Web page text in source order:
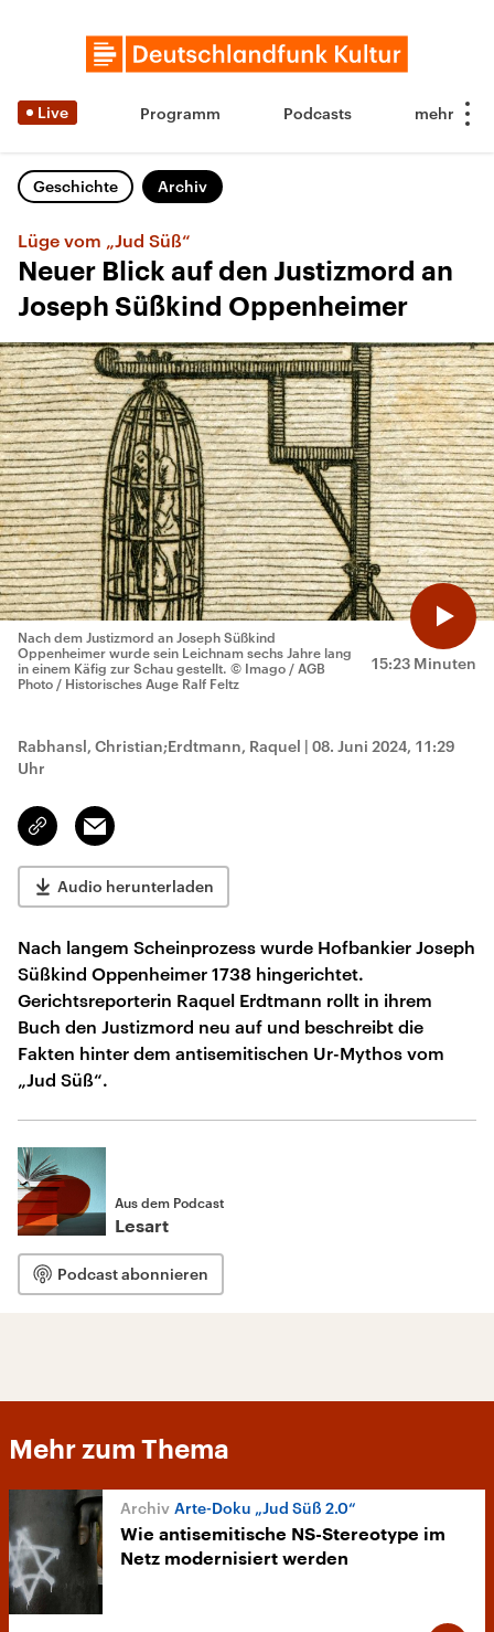
Live Programm Podcasts
Geschichte Archiv
Lüge vom „Jud Süß“
Neuer Blick auf den Justizmord an
Joseph Süßkind Oppenheimer
15:23 Minuten
Nach dem Justizmord an Joseph Süßkind
Oppenheimer wurde sein Leichnam sechs Jahre lang
in einem Käfig zur Schau gestellt. © Imago / AGB
Photo / Historisches Auge Ralf Feltz
Rabhansl, Christian;Erdtmann, Raquel | 08. Juni 2024, 11:29
Uhr
Link
kopieren/teilen
Email
Audio herunterladen
Nach langem Scheinprozess wurde Hofbankier Joseph
Süßkind Oppenheimer 1738 hingerichtet.
Gerichtsreporterin Raquel Erdtmann rollt in ihrem
Buch den Justizmord neu auf und beschreibt die
Fakten hinter dem antisemitischen Ur-Mythos vom
„Jud Süß“.
Aus dem Podcast
Lesart
Podcast abonnieren
Mehr zum Thema
Arte-Doku „Jud Süß 2.0“
Wie antisemitische NS-Stereotype im
Netz modernisiert werden